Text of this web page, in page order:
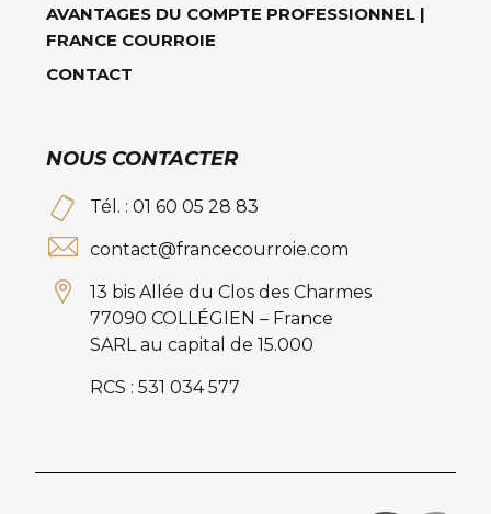
AVANTAGES DU COMPTE PROFESSIONNEL |
FRANCE COURROIE
CONTACT
NOUS CONTACTER
Tél. : 01 60 05 28 83
contact@francecourroie.com
13 bis Allée du Clos des Charmes
77090 COLLÉGIEN – France
SARL au capital de 15.000
RCS : 531 034 577